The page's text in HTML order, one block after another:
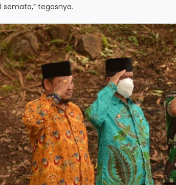
tegasnya.